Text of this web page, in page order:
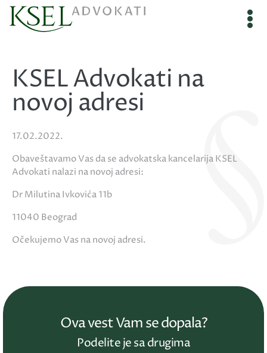
KSEL Advokati na
novoj adresi
17.02.2022.
Obaveštavamo Vas da se advokatska kancelarija KSEL
Advokati nalazi na novoj adresi:
Dr Milutina Ivkovića 11b
11040 Beograd
Očekujemo Vas na novoj adresi.
Ova vest Vam se dopala?
Podelite je sa drugima